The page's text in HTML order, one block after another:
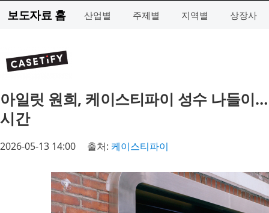
보도자료 홈 산업별 주제별 지역별 상장사
아일릿 원희, 케이스티파이 성수 나들이…
시간
2026-05-13 14:00 출처: 케이스티파이